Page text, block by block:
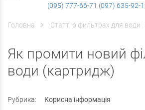
(095) 777-66-71 (097) 635-92-
Головна Статті о фильтрах для води
Як промити новий
води (картридж)
Рубрика:
Корисна інформація